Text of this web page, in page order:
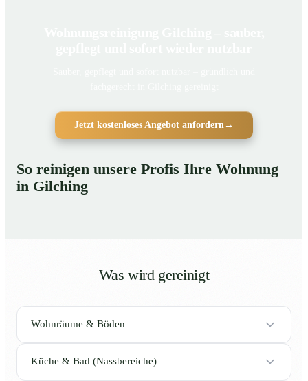
Jetzt kostenloses Angebot anfordern →
So reinigen unsere Profis Ihre Wohnung
in Gilching
Was wird gereinigt
Wohnräume & Böden
Küche & Bad (Nassbereiche)